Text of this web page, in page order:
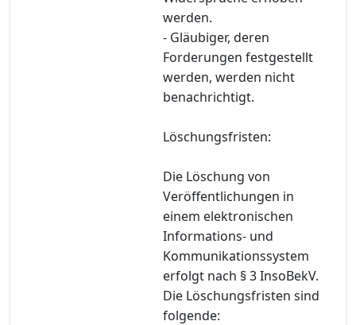
werden.
- Gläubiger, deren
Forderungen festgestellt
werden, werden nicht
benachrichtigt.
Löschungsfristen:
Die Löschung von
Veröffentlichungen in
einem elektronischen
Informations- und
Kommunikationssystem
erfolgt nach § 3 InsoBekV.
Die Löschungsfristen sind
folgende: